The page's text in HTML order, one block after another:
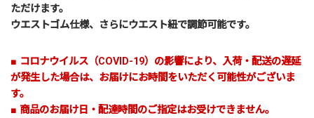
ただけます。
ウエストゴム仕様、さらにウエスト紐で調節可能です。
■ コロナウイルス（COVID-19）の影響により、入荷・配送の遅延
が発生した場合は、お届けにお時間をいただく可能性がございま
す。
■ 商品のお届け日・配達時間のご指定はお受けできません。